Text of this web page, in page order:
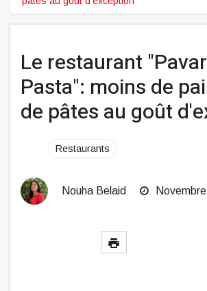
Le restaurant
Pasta": moins de
de pâtes au goût
Restaurants
Nouha Belaid